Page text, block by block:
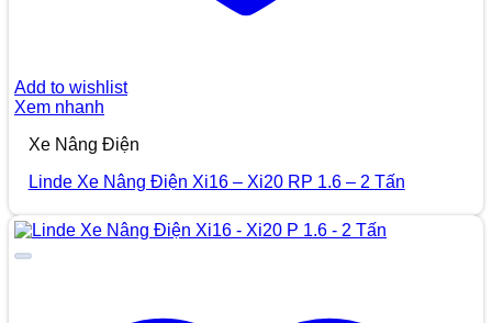
Add to wishlist
Xem nhanh
Xe Nâng Điện
Linde Xe Nâng Điện Xi16 – Xi20 RP 1.6 – 2 Tấn